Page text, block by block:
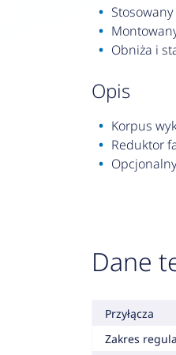
Obniża i
opis
Korpus
Reduktor
Dane
Przyłącza
Zakres